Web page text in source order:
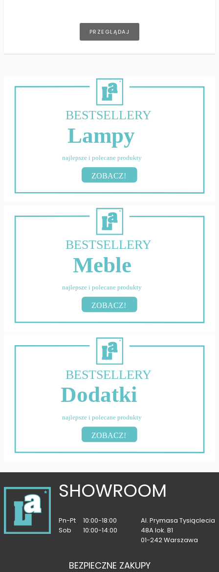
PRZEGLĄDAJ
BESTSELLERY
Lampy
najlepsze i polecane produkty
ZOBACZ!
BESTSELLERY
Meble
najlepsze i polecane produkty
ZOBACZ!
BESTSELLERY
Dodatki
najlepsze i polecane produkty
ZOBACZ!
SHOWROOM
Pn-Pt
10:00-18:00
Sob
10:00-14:00
Al. Prymasa Tysiąclecia
48A lok. B1
01-242 Warszawa
BEZPIECZNE ZAKUPY